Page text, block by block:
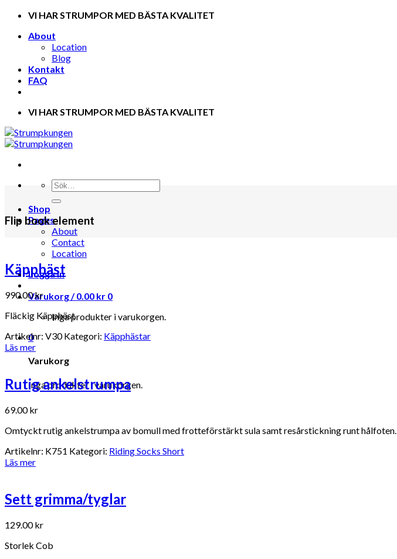
Skip
content
VI HAR STRUMPOR MED BÄSTA KVALITET
About
Location
Blog
Kontakt
FAQ
VI HAR STRUMPOR MED BÄSTA KVALITET
Shop
Pages
About
Contact
Location
Logga in
Varukorg /0.00 kr 0
Inga produkter i varukorgen.
0
Varukorg
Inga produkter i varukorgen.
Flip book element
Käpphäst
990.00kr
Fläckig Käpphäst
Artikelnr: V30 Kategori: Käpphästar
Läs mer
Rutig ankelstrumpa
69.00kr
Omtyckt rutig ankelstrumpa av bomull med frotteförstärkt sula samt resårstickning runt hålfoten.
Artikelnr: K751 Kategori: Riding Socks Short
Läs mer
Sett grimma/tyglar
129.00kr
Storlek Cob